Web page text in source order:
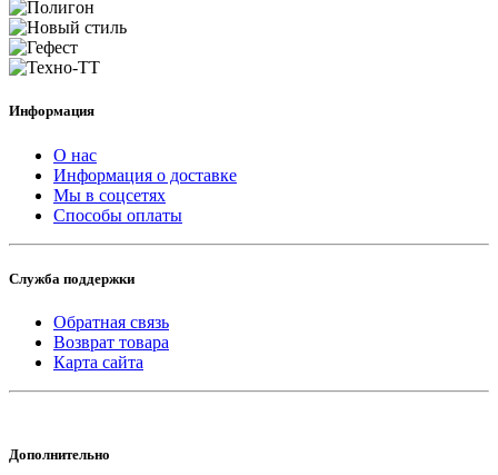
Информация
О нас
Информация о доставке
Мы в соцсетях
Способы оплаты
Служба поддержки
Обратная связь
Возврат товара
Карта сайта
Дополнительно